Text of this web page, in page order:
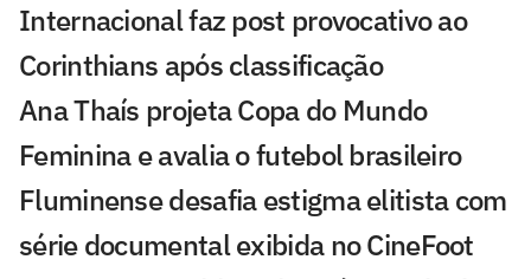
Internacional faz post provocativo ao
Corinthians após classificação
Ana Thaís projeta Copa do Mundo
Feminina e avalia o futebol brasileiro
Fluminense desafia estigma elitista com
série documental exibida no CineFoot